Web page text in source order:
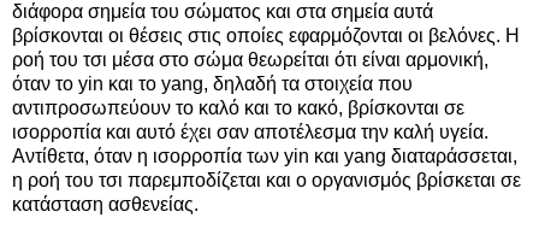
διάφορα σημεία του σώματος και στα σημεία αυτά
βρίσκονται οι θέσεις στις οποίες εφαρμόζονται οι βελόνες. Η
ροή του τσι μέσα στο σώμα θεωρείται ότι είναι αρμονική,
όταν το yin και το yang, δηλαδή τα στοιχεία που
αντιπροσωπεύουν το καλό και το κακό, βρίσκονται σε
ισορροπία και αυτό έχει σαν αποτέλεσμα την καλή υγεία.
Αντίθετα, όταν η ισορροπία των yin και yang διαταράσσεται,
η ροή του τσι παρεμποδίζεται και ο οργανισμός βρίσκεται σε
κατάσταση ασθενείας.